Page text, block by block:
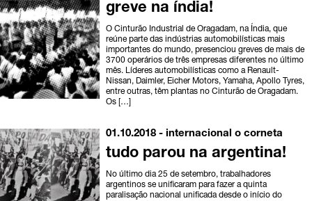
greve na índia!
O Cinturão Industrial de Oragadam, na Índia, que
reúne parte das indústrias automobilísticas mais
importantes do mundo, presenciou greves de mais de
3700 operários de três empresas diferentes no último
mês. Líderes automobilísticas como a Renault-
Nissan, Daimler, Eicher Motors, Yamaha, Apollo Tyres,
entre outras, têm plantas no Cinturão de Oragadam.
Os […]
01.10.2018 -internacional o corneta
tudo parou na argentina!
No último dia 25 de setembro, trabalhadores
argentinos se unificaram para fazer a quinta
paralisação nacional unificada desde o início do